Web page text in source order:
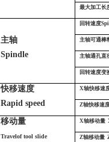
最大加工长
主轴
Spindle
回转速度
主轴可通棒
主轴通孔直
回转速度变
快移速度
Rapid speed
X轴快移速
Z轴快移速
移动量
Travelof tool slide
X轴移动量
Z轴移动量